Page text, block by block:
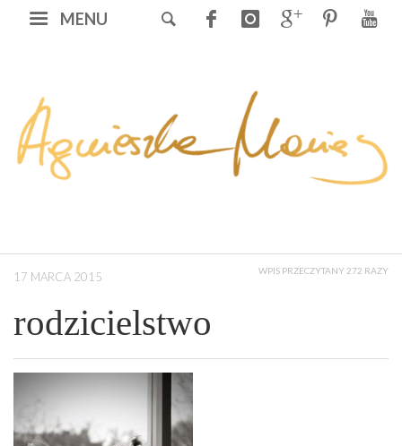
MENU
17 MARCA 2015 WPIS PRZECZYTANY 272 RAZY
rodzicielstwo